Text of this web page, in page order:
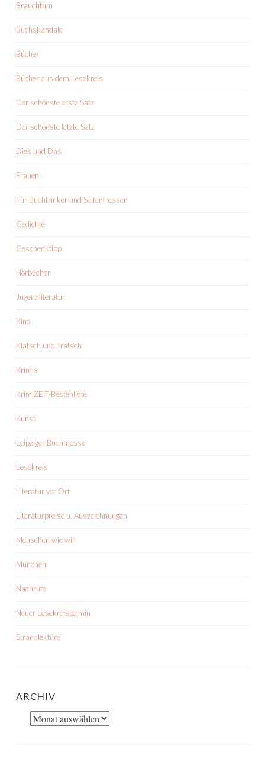
Brauchtum
Buchskandale
Bücher
Bücher aus dem Lesekreis
Der schönste erste Satz
Der schönste letzte Satz
Dies und Das
Frauen
Für Buchtrinker und Seitenfresser
Gedichte
Geschenktipp
Hörbücher
Jugendliteratur
Kino
Klatsch und Tratsch
Krimis
KrimiZEIT-Bestenliste
Kunst
Leipziger Buchmesse
Lesekreis
Literatur vor Ort
Literaturpreise u. Auszeichnungen
Menschen wie wir
München
Nachrufe
Neuer Lesekreistermin
Strandlektüre
ARCHIV
Archiv